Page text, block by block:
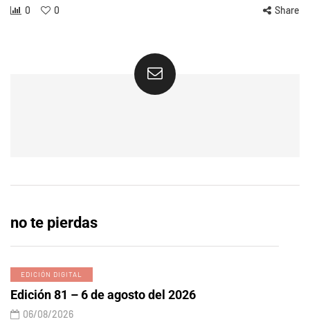
0 0 Share
no te pierdas
EDICIÓN DIGITAL
Edición 81 – 6 de agosto del 2026
06/08/2026